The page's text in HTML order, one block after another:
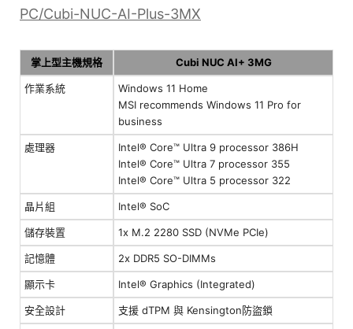
PC/Cubi-NUC-AI-Plus-3MX
掌上型主機規格 Cubi NUC AI+ 3MG
作業系統
Windows 11 Home
MSI recommends Windows 11 Pro for
business
處理器
Intel® Core™ Ultra 9 processor 386H
Intel® Core™ Ultra 7 processor 355
Intel® Core™ Ultra 5 processor 322
晶片組 Intel® SoC
儲存裝置 1x M.2 2280 SSD (NVMe PCIe)
記憶體 2x DDR5 SO-DIMMs
顯示卡 Intel® Graphics (Integrated)
安全設計 支援 dTPM 與 Kensington防盜鎖